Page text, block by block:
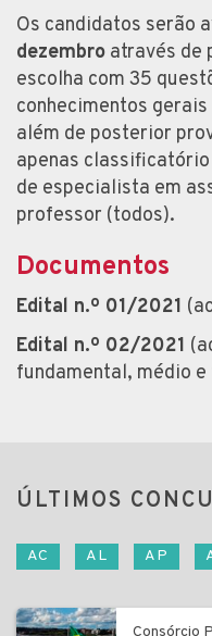
Os candidatos serão
dezembro através de
escolha com 35
conhecimentos
além de posterior
apenas
de especialista em
professor (todos).
Documentos
Edital n.º 01/2021
Edital n.º 02/2021
fundamental, médio e
ÚLTIMOS
AC AL AP
Consórcio